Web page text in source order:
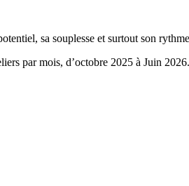
sa souplesse et surtout son
par mois, d’octobre 2025 à Juin 2026.